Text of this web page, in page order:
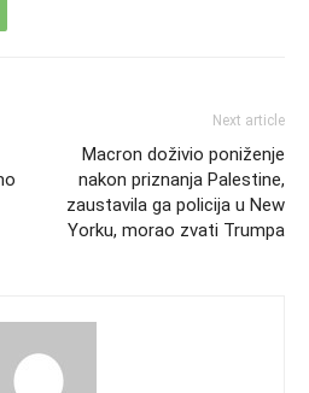
Next article
Macron doživio poniženje
nakon priznanja Palestine,
zaustavila ga policija u New
Yorku, morao zvati Trumpa